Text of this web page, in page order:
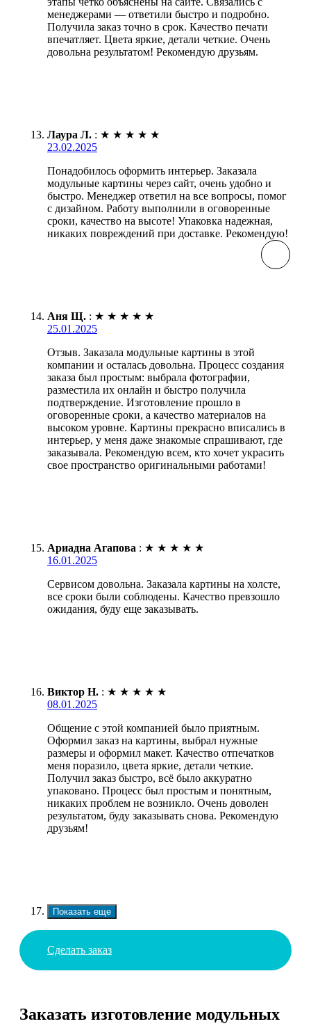
менеджерами — ответили быстро и подробно.
Получила заказ точно в срок. Качество печати
впечатляет. Цвета яркие, детали четкие. Очень
довольна результатом! Рекомендую друзьям.
Лаура Л. : ★ ★ ★ ★ ★
23.02.2025
Понадобилось оформить интерьер. Заказала
модульные картины через сайт, очень удобно и
быстро. Менеджер ответил на все вопросы, помог
с дизайном. Работу выполнили в оговоренные
сроки, качество на высоте! Упаковка надежная,
никаких повреждений при доставке. Рекомендую!
Аня Щ. : ★ ★ ★ ★ ★
25.01.2025
Отзыв. Заказала модульные картины в этой
компании и осталась довольна. Процесс создания
заказа был простым: выбрала фотографии,
разместила их онлайн и быстро получила
подтверждение. Изготовление прошло в
оговоренные сроки, а качество материалов на
высоком уровне. Картины прекрасно вписались в
интерьер, у меня даже знакомые спрашивают, где
заказывала. Рекомендую всем, кто хочет украсить
свое пространство оригинальными работами!
Ариадна Агапова : ★ ★ ★ ★ ★
16.01.2025
Сервисом довольна. Заказала картины на холсте,
все сроки были соблюдены. Качество превзошло
ожидания, буду еще заказывать.
Виктор Н. : ★ ★ ★ ★ ★
08.01.2025
Общение с этой компанией было приятным.
Оформил заказ на картины, выбрал нужные
размеры и оформил макет. Качество отпечатков
меня поразило, цвета яркие, детали четкие.
Получил заказ быстро, всё было аккуратно
упаковано. Процесс был простым и понятным,
никаких проблем не возникло. Очень доволен
результатом, буду заказывать снова. Рекомендую
друзьям!
Показать еще
Сделать заказ
Заказать изготовление модульных